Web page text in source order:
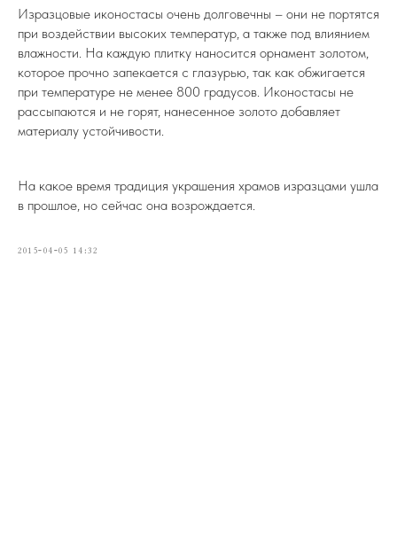
Изразцовые иконостасы очень долговечны – они не портятся
при воздействии высоких температур, а также под влиянием
влажности. На каждую плитку наносится орнамент золотом,
которое прочно запекается с глазурью, так как обжигается
при температуре не менее 800 градусов. Иконостасы не
рассыпаются и не горят, нанесенное золото добавляет
материалу устойчивости.
На какое время традиция украшения храмов изразцами ушла
в прошлое, но сейчас она возрождается.
2015-04-05 14:32